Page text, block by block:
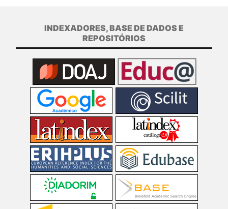
INDEXADORES, BASE DE DADOS E
REPOSITÓRIOS